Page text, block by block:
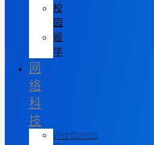
校
园
留
学
网
络
科
技
Wordpress